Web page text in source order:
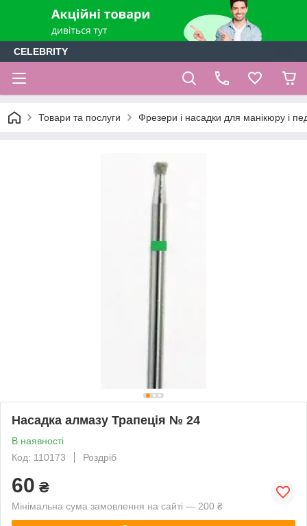
CELEBRITY
Товари та послуги Фрезери і насадки для манікюру і
Насадка алмазу Трапеція № 24
В наявності
Код: 110173
Роздріб
60 ₴
Мінімальна сума замовлення на сайті — 200 ₴